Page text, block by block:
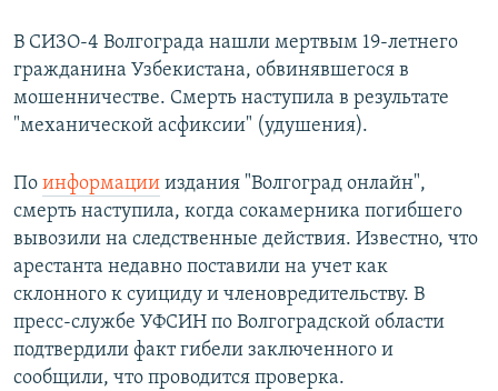
Все сайты РСЕ/РС
В СИЗО-4 Волгограда нашли мертвым 19-летнего
гражданина Узбекистана, обвинявшегося в
мошенничестве. Смерть наступила в результате
"механической асфиксии" (удушения).
По информации издания "Волгоград онлайн",
смерть наступила, когда сокамерника погибшего
вывозили на следственные действия. Известно, что
арестанта недавно поставили на учет как
склонного к суициду и членовредительству. В
пресс-службе УФСИН по Волгоградской области
подтвердили факт гибели заключенного и
сообщили, что проводится проверка.